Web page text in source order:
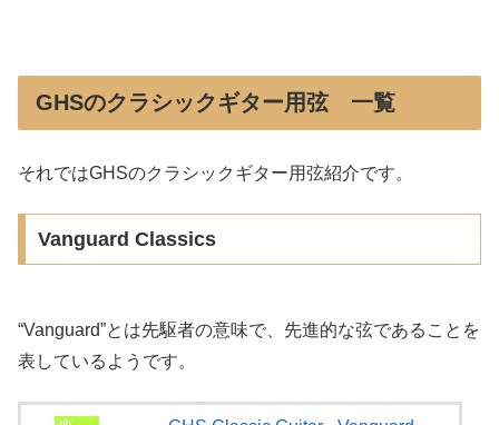
GHSのクラシックギター用弦 一覧
それではGHSのクラシックギター用弦紹介です。
Vanguard Classics
“Vanguard”とは先駆者の意味で、先進的な弦であることを
表しているようです。